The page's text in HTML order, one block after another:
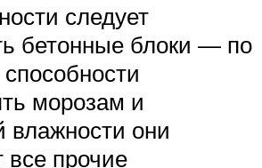
следует
бетонные блоки — по
морозам и
они
все прочие